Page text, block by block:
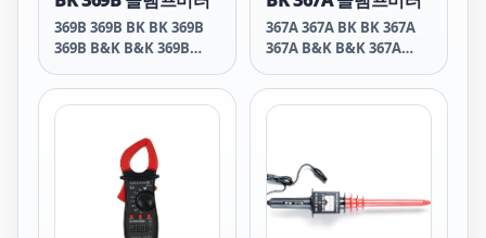
369B 369B BK BK 369B
369B B&K B&K 369B
369B 비앤케이 비앤케이
369B 369B 비엔케이 비엔
367A 367A BK BK 367A
367A B&K B&K 367A
367A 비앤케이 비앤케이
367A 367A 비엔케이 비엔